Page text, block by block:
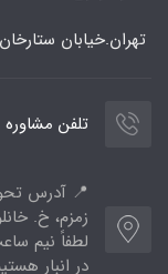
تهران.خیابان ستارخان
تلفن مشاوره و
📍 آدرس
لطفاً نیم
در انبار